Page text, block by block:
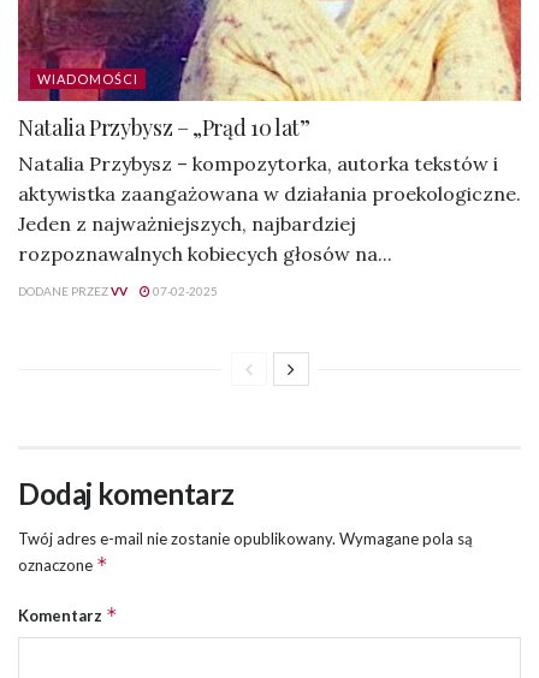
WIADOMOŚCI
Natalia Przybysz – „Prąd 10 lat”
Natalia Przybysz – kompozytorka, autorka tekstów i
aktywistka zaangażowana w działania proekologiczne.
Jeden z najważniejszych, najbardziej
rozpoznawalnych kobiecych głosów na...
DODANE PRZEZVV 07-02-2025
Dodaj komentarz
Twój adres e-mail nie zostanie opublikowany. Wymagane pola są
oznaczone *
Komentarz *